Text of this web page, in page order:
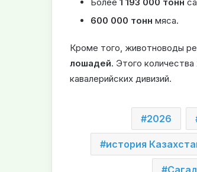
600 000 тонн мяса.
Кроме того, животноводы
лошадей. Этого
кавалерийских дивизий.
2026
история